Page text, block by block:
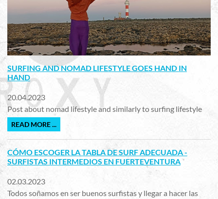
SURFING AND NOMAD LIFESTYLE GOES HAND IN
HAND
20.04.2023
Post about nomad lifestyle and similarly to surfing lifestyle
READ MORE ...
CÓMO ESCOGER LA TABLA DE SURF ADECUADA -
SURFISTAS INTERMEDIOS EN FUERTEVENTURA
02.03.2023
Todos soñamos en ser buenos surfistas y llegar a hacer las